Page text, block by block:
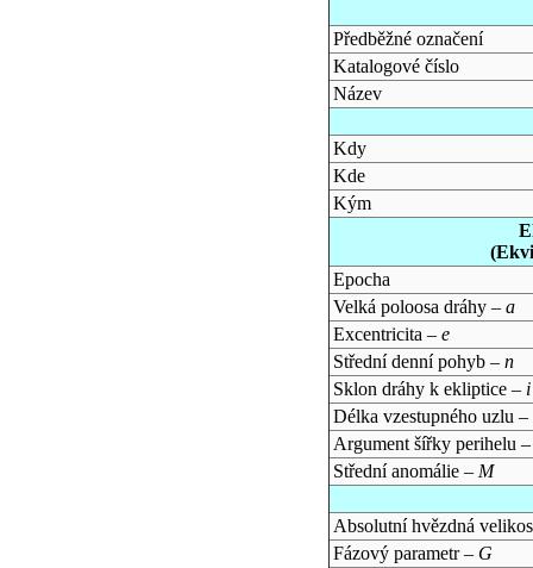
Předběžné označení
Katalogové číslo
Název
Kdy
Kde
Kým
Epocha
Velká poloosa dráhy – a
Excentricita – e
Střední denní pohyb – n
Sklon dráhy k ekliptice – i
Délka vzestupného uzlu –
Argument šířky perihelu
Střední anomálie – M
Absolutní hvězdná
Fázový parametr – G